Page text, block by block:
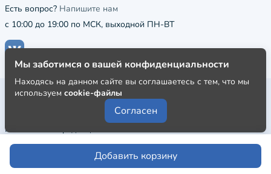
Добавить корзину
Есть вопрос? Напишите нам
с 10:00 до 19:00 по МСК, выходной ПН-ВТ
Публичная оферта
Пользовательское соглашение
Политика конфиденциальности
Мы заботимся о вашей конфиденциальности
Находясь на данном сайте вы соглашаетесь с тем, что мы
используем cookie-файлы
Согласен